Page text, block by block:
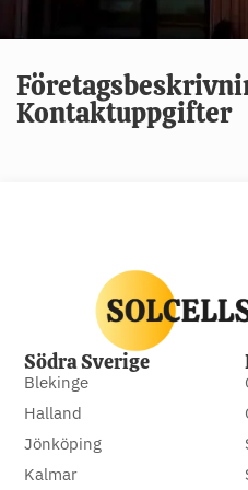
Kontaktuppgifter
Södra Sverige
Blekinge
Halland
Jönköping
Kalmar